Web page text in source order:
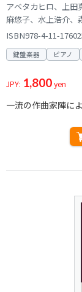
アベタカヒロ、上田
麻悠子、水上浩介、
ISBN978-4-11-
鍵盤楽器 ピアノ
JPY: 1,800yen
一流の作曲家陣に